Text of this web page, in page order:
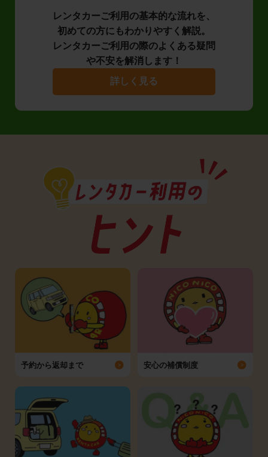
レンタカーご利用の基本的な流れを、
初めての方にもわかりやすく解説。
レンタカーご利用の際のよくある疑問
や不安を解消します！
詳しく見る
予約から返却まで 安心の補償制度